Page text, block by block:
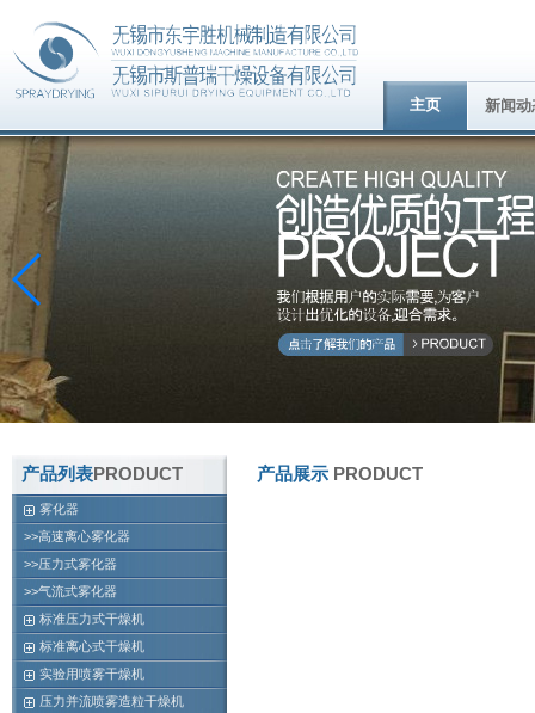
主页 新闻动
产品列表PRODUCT
雾化器
>>高速离心雾化器
>>压力式雾化器
>>气流式雾化器
标准压力式干燥机
标准离心式干燥机
实验用喷雾干燥机
压力并流喷雾造粒干燥机
产品展示 PRODUCT